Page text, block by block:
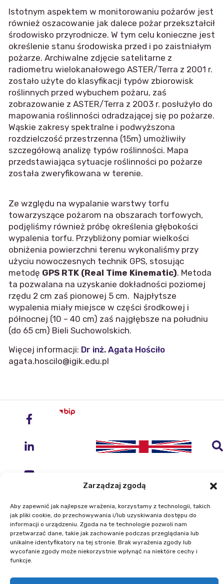
Zarządzaj zgodą
Aby zapewnić jak najlepsze wrażenia, korzystamy z technologii, takich
jak pliki cookie, do przechowywania i/lub uzyskiwania dostępu do
informacji o urządzeniu. Zgoda na te technologie pozwoli nam
przetwarzać dane, takie jak zachowanie podczas przeglądania lub
unikalne identyfikatory na tej stronie. Brak wyrażenia zgody lub
wycofanie zgody może niekorzystnie wpłynąć na niektóre cechy i
funkcje.
Istotnym aspektem w monitorowaniu pożarów jest
również oszacowanie jak dalece pożar przekształcił
środowisko przyrodnicze. W tym celu konieczne jest
określenie stanu środowiska przed i po zaistniałym
pożarze. Archiwalne zdjęcie satelitarne z
radiometru wielokanałowego ASTER/Terra z 2001 r.
zostało użyte do klasyfikacji typów zbiorowisk
roślinnych przed wybuchem pożaru, zaś
zobrazowanie z ASTER/Terra z 2003 r. posłużyło do
mapowania roślinności odradzającej się po pożarze.
Wąskie zakresy spektralne i podwyższona
rozdzielczość przestrzenna (15m) umożliwiły
szczegółową analizę typów roślinności. Mapa
przedstawiająca sytuacje roślinności po pożarze
została zweryfikowana w terenie.
Ze względu na wypalanie warstwy torfu
towarzyszące pożarom na obszarach torfowych,
podjęliśmy również próbę określenia głębokości
wypalenia torfu. Przybliżony pomiar wielkości
obniżenia powierzchni terenu wykonaliśmy przy
użyciu nowoczesnych technik GPS, stosując
metodę GPS RTK (Real Time Kinematic). Metoda
ta pozwalana na uzyskanie dokładności poziomej
rzędu 2 cm zaś pionowej 5 cm. Najpłytsze
wypalenia miały miejsce w części środkowej i
północnej (10 – 40 cm) zaś najgłębsze na południu
(do 65 cm) Bieli Suchowolskich.
Więcej informacji: Dr inż. Agata Hościło
agata.hoscilo@igik.edu.pl
Instytut Geodezji i Kartografii
ul. Zygmunta Modzelewskiego 27
02-679 Warszawa
Telefon: +48 22 329 19 00
E-mail: igik@igik.edu.pl